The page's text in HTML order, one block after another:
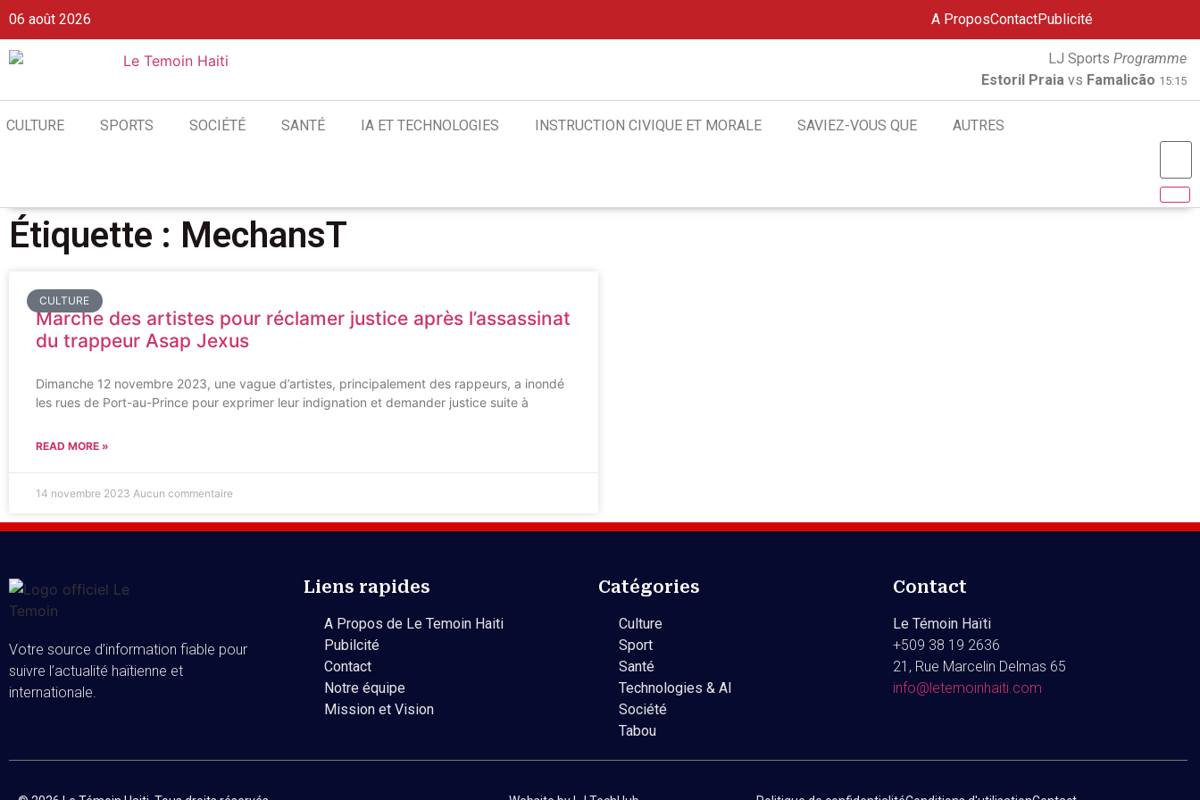
06 août 2026 A ProposContactPublicité
LJ Sports Programme
Estoril Praia vs Famalicão 15:15
CULTURE SPORTS SOCIÉTÉ SANTÉ IA ET TECHNOLOGIES INSTRUCTION CIVIQUE ET MORALE SAVIEZ-VOUS QUE AUTRES
Étiquette : MechansT
CULTURE
Marche des artistes pour réclamer justice après l’assassinat
du trappeur Asap Jexus
Dimanche 12 novembre 2023, une vague d’artistes, principalement des rappeurs, a inondé
les rues de Port-au-Prince pour exprimer leur indignation et demander justice suite à
READ MORE »
14 novembre 2023 Aucun commentaire
Votre source d’information fiable pour
suivre l’actualité haïtienne et
internationale.
Liens rapides
A Propos de Le Temoin Haiti
Pubilcité
Contact
Notre équipe
Mission et Vision
Catégories
Culture
Sport
Santé
Technologies & AI
Société
Tabou
Contact
Le Témoin Haïti
+509 38 19 2636
21, Rue Marcelin Delmas 65
info@letemoinhaiti.com